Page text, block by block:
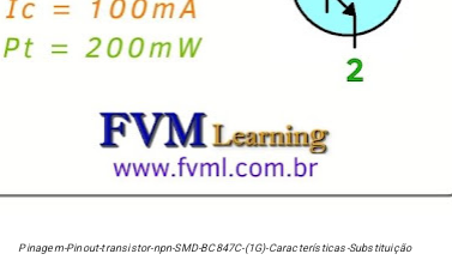
Pinagem-Pinout-transistor-npn-SMD-BC847C-(1G)-Características-Substituição